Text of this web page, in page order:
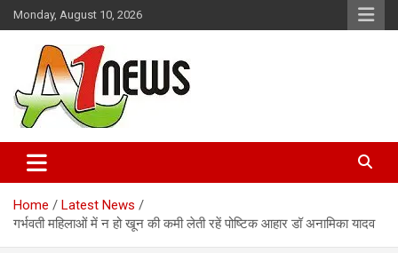
Skip
to
content
Monday, August 10, 2026
A1news.in
Home
Latest News
गर्भवती महिलाओं में न हो खून की कमी लेती रहें पोष्टिक आहार डॉ अनामिका यादव